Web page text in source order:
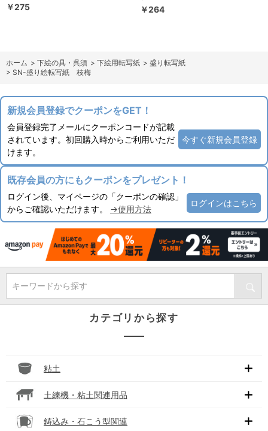
￥275
￥264
ホーム > 下絵の具・呉須 > 下絵用転写紙 > 盛り転写紙
> SN-盛り絵転写紙 枝梅
新規会員登録でクーポンをGET！
会員登録完了メールにクーポンコードが記載
されています。初回購入時からご利用いただ
けます。
今すぐ新規会員登録
既存会員の方にもクーポンをプレゼント！
ログイン後、マイページの「クーポンの確認」
からご確認いただけます。 →使用方法
ログインはこちら
キーワードから探す
カテゴリから探す
粘土
土練機・粘土関連用品
鋳込み・石こう型関連